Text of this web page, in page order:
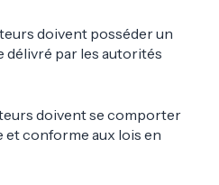
doivent posséder un
délivré par les autorités
doivent se comporter
et conforme aux lois en